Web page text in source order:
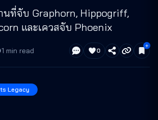
ที่จับ Graphorn, Hippogriff,
และเควสจับ Phoenix
1 min read 0
Legacy